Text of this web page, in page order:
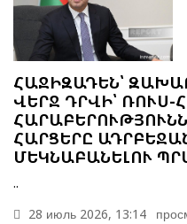
ՀԱՋԻԶԱԴԵՆ՝
ՎԵՐՋ ԴՐՎԻ՝ ՌՈՒՍ-
ՀԱՐՑԵՐԸ
ՄԵԿՆԱԲԱՆԵԼՈՒ
..
28 июль 2026, 13:14